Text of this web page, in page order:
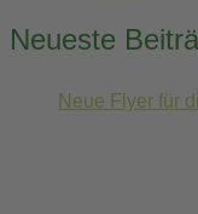
Neueste
Neue Flyer für